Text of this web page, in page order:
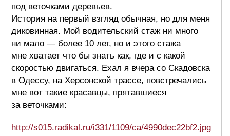
под веточками деревьев.
История на первый взгляд обычная, но для меня
диковинная. Мой водительский стаж ни много
ни мало — более 10 лет, но и этого стажа
мне хватает что бы знать как, где и с какой
скоростью двигаться. Ехал я вчера со Скадовска
в Одессу, на Херсонской трассе, повстречались
мне вот такие красавцы, прятавшиеся
за веточками:
http://s015.radikal.ru/i331/1109/ca/4990dec22bf2.jpg